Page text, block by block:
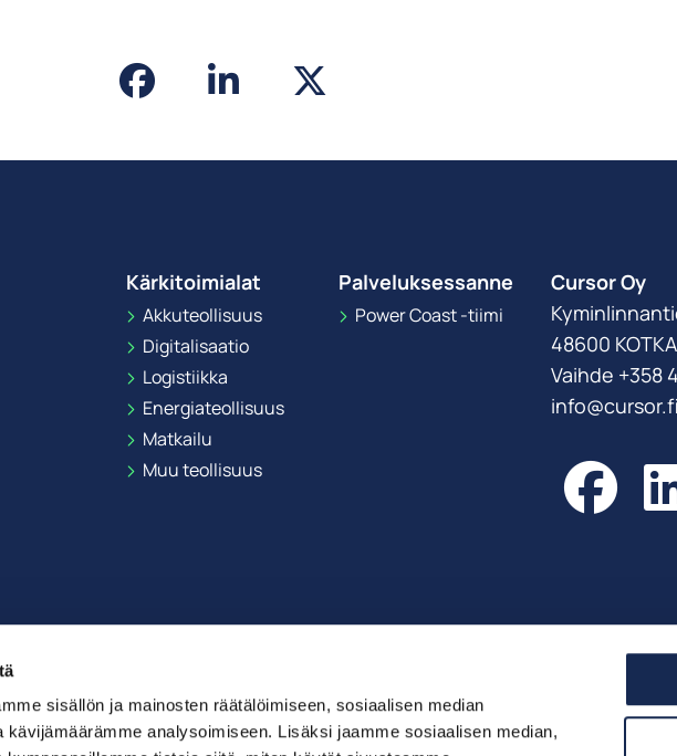
sisällön ja mainosten räätälöimiseen, sosiaalisen median
analysoimiseen. Lisäksi jaamme sosiaalisen median,
Kärkitoimialat
Akkuteollisuus
Digitalisaatio
Logistiikka
Energiateollisuus
Matkailu
Muu teollisuus
Palveluksessanne
Power Coast -tiimi
Cursor Oy
48600 KOTKA
Vaihde +358
info@cursor.fi